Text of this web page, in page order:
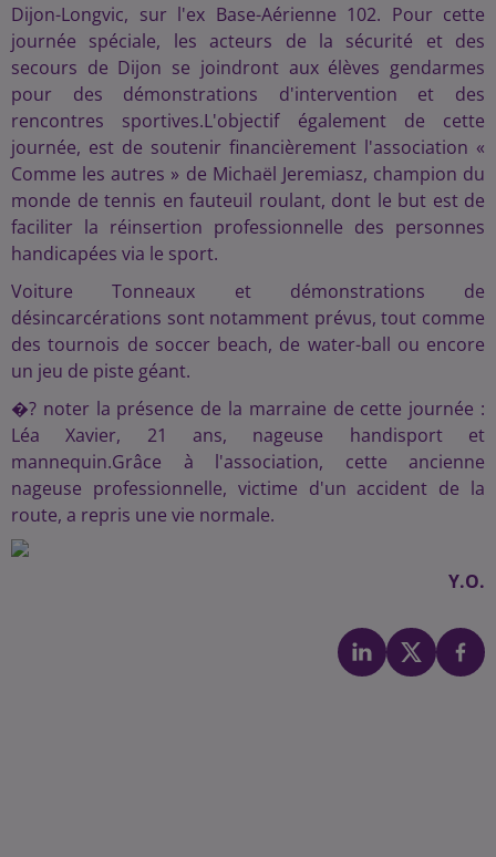
Dijon-Longvic, sur l'ex Base-Aérienne 102. Pour cette
journée spéciale, les acteurs de la sécurité et des
secours de Dijon se joindront aux élèves gendarmes
pour des démonstrations d'intervention et des
rencontres sportives.L'objectif également de cette
journée, est de soutenir financièrement l'association «
Comme les autres » de Michaël Jeremiasz, champion du
monde de tennis en fauteuil roulant, dont le but est de
faciliter la réinsertion professionnelle des personnes
handicapées via le sport.
Voiture Tonneaux et démonstrations de
désincarcérations sont notamment prévus, tout comme
des tournois de soccer beach, de water-ball ou encore
un jeu de piste géant.
�? noter la présence de la marraine de cette journée :
Léa Xavier, 21 ans, nageuse handisport et
mannequin.Grâce à l'association, cette ancienne
nageuse professionnelle, victime d'un accident de la
route, a repris une vie normale.
Y.O.